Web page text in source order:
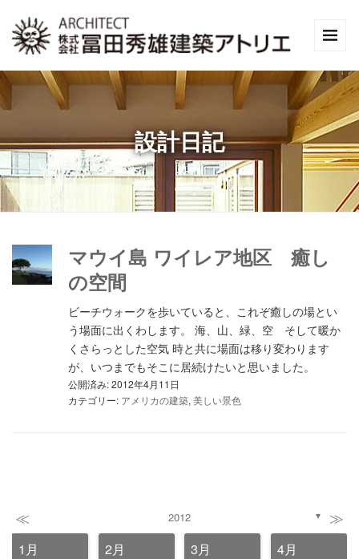
設計日記
マウイ島 ワイレア地区 癒し
の空間
ビーチウォークを歩いていると、これぞ癒しの場とい
う場面に出くわします。 海、山、緑、空 そして暖か
くさらっとした空気 時と共に場面は移り変わります
が、いつまでもそこに居続けたいと思いました。
公開済み: 2012年4月11日
カテゴリー: アメリカの建築, 美しい景色
≪ 2012 ▼ ≫
1月 2月 3月 4月